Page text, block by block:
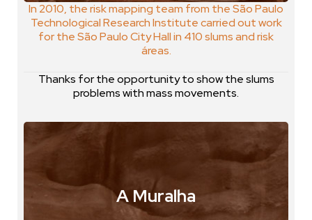
In 2010, the risk mapping team from the São Paulo
Technological Research Institute carried out work
for the São Paulo City Hall in 410 slums and risk
áreas.
Thanks for the opportunity to show the slums
problems with mass movements.
A Muralha
São Paulo, Brasil